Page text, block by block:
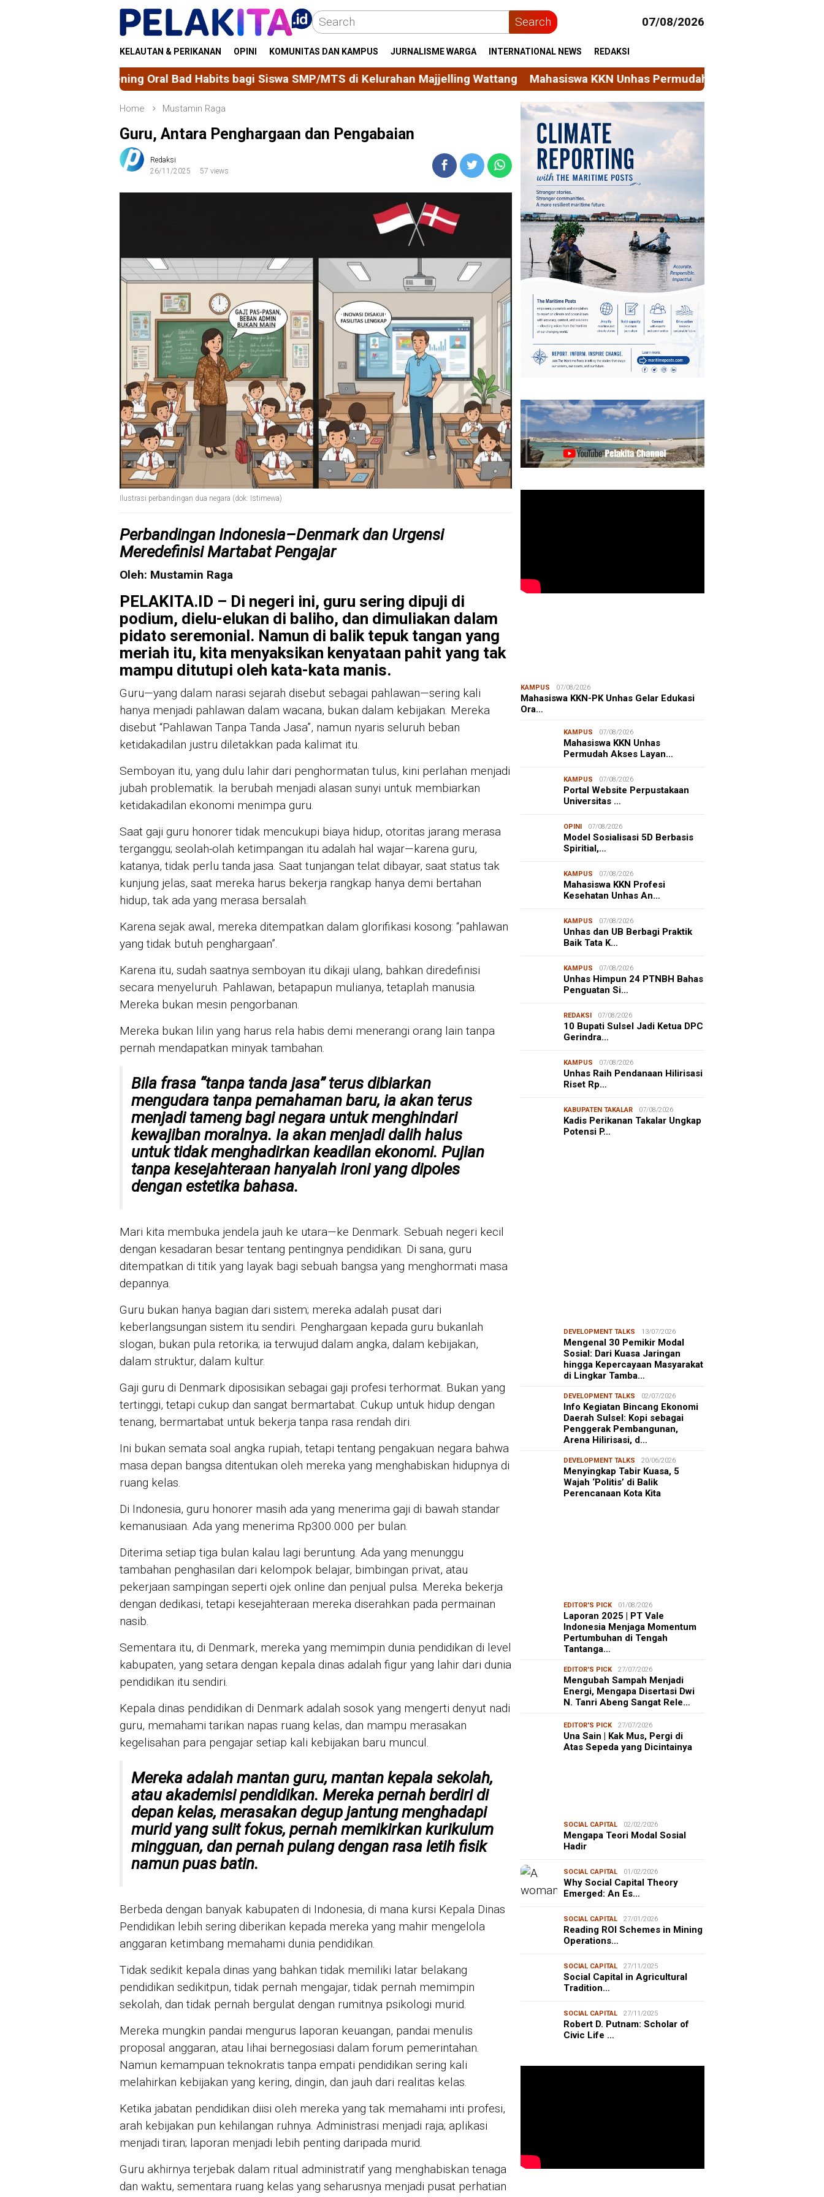
Skip
Search 07/08/2026
KELAUTAN & PERIKANAN OPINI KOMUNITAS DAN KAMPUS JURNALISME WARGA INTERNATIONAL NEWS REDAKSI
Oral Bad Habits bagi Siswa SMP/MTS di Kelurahan Majjelling Wattang Mahasiswa KKN Unhas Permudah Akses Layanan Sosial Masyarakat melalui
Home Mustamin Raga
Guru, Antara Penghargaan dan Pengabaian
Redaksi
26/11/2025
57 views
Ilustrasi perbandingan dua negara (dok: Istimewa)
Perbandingan Indonesia–Denmark dan Urgensi
Meredefinisi Martabat Pengajar
Oleh: Mustamin Raga
PELAKITA.ID – Di negeri ini, guru sering dipuji di
podium, dielu-elukan di baliho, dan dimuliakan dalam
pidato seremonial. Namun di balik tepuk tangan yang
meriah itu, kita menyaksikan kenyataan pahit yang tak
mampu ditutupi oleh kata-kata manis.
Guru—yang dalam narasi sejarah disebut sebagai pahlawan—sering kali
hanya menjadi pahlawan dalam wacana, bukan dalam kebijakan. Mereka
disebut “Pahlawan Tanpa Tanda Jasa”, namun nyaris seluruh beban
ketidakadilan justru diletakkan pada kalimat itu.
Semboyan itu, yang dulu lahir dari penghormatan tulus, kini perlahan menjadi
jubah problematik. Ia berubah menjadi alasan sunyi untuk membiarkan
ketidakadilan ekonomi menimpa guru.
Saat gaji guru honorer tidak mencukupi biaya hidup, otoritas jarang merasa
terganggu; seolah-olah ketimpangan itu adalah hal wajar—karena guru,
katanya, tidak perlu tanda jasa. Saat tunjangan telat dibayar, saat status tak
kunjung jelas, saat mereka harus bekerja rangkap hanya demi bertahan
hidup, tak ada yang merasa bersalah.
Karena sejak awal, mereka ditempatkan dalam glorifikasi kosong: “pahlawan
yang tidak butuh penghargaan”.
Karena itu, sudah saatnya semboyan itu dikaji ulang, bahkan diredefinisi
secara menyeluruh. Pahlawan, betapapun mulianya, tetaplah manusia.
Mereka bukan mesin pengorbanan.
Mereka bukan lilin yang harus rela habis demi menerangi orang lain tanpa
pernah mendapatkan minyak tambahan.
Bila frasa “tanpa tanda jasa” terus dibiarkan
mengudara tanpa pemahaman baru, ia akan terus
menjadi tameng bagi negara untuk menghindari
kewajiban moralnya. Ia akan menjadi dalih halus
untuk tidak menghadirkan keadilan ekonomi. Pujian
tanpa kesejahteraan hanyalah ironi yang dipoles
dengan estetika bahasa.
Mari kita membuka jendela jauh ke utara—ke Denmark. Sebuah negeri kecil
dengan kesadaran besar tentang pentingnya pendidikan. Di sana, guru
ditempatkan di titik yang layak bagi sebuah bangsa yang menghormati masa
depannya.
Guru bukan hanya bagian dari sistem; mereka adalah pusat dari
keberlangsungan sistem itu sendiri. Penghargaan kepada guru bukanlah
slogan, bukan pula retorika; ia terwujud dalam angka, dalam kebijakan,
dalam struktur, dalam kultur.
Gaji guru di Denmark diposisikan sebagai gaji profesi terhormat. Bukan yang
tertinggi, tetapi cukup dan sangat bermartabat. Cukup untuk hidup dengan
tenang, bermartabat untuk bekerja tanpa rasa rendah diri.
Ini bukan semata soal angka rupiah, tetapi tentang pengakuan negara bahwa
masa depan bangsa ditentukan oleh mereka yang menghabiskan hidupnya di
ruang kelas.
Di Indonesia, guru honorer masih ada yang menerima gaji di bawah standar
kemanusiaan. Ada yang menerima Rp300.000 per bulan.
Diterima setiap tiga bulan kalau lagi beruntung. Ada yang menunggu
tambahan penghasilan dari kelompok belajar, bimbingan privat, atau
pekerjaan sampingan seperti ojek online dan penjual pulsa. Mereka bekerja
dengan dedikasi, tetapi kesejahteraan mereka diserahkan pada permainan
nasib.
Sementara itu, di Denmark, mereka yang memimpin dunia pendidikan di level
kabupaten, yang setara dengan kepala dinas adalah figur yang lahir dari dunia
pendidikan itu sendiri.
Kepala dinas pendidikan di Denmark adalah sosok yang mengerti denyut nadi
guru, memahami tarikan napas ruang kelas, dan mampu merasakan
kegelisahan para pengajar setiap kali kebijakan baru muncul.
Mereka adalah mantan guru, mantan kepala sekolah,
atau akademisi pendidikan. Mereka pernah berdiri di
depan kelas, merasakan degup jantung menghadapi
murid yang sulit fokus, pernah memikirkan kurikulum
mingguan, dan pernah pulang dengan rasa letih fisik
namun puas batin.
Berbeda dengan banyak kabupaten di Indonesia, di mana kursi Kepala Dinas
Pendidikan lebih sering diberikan kepada mereka yang mahir mengelola
anggaran ketimbang memahami dunia pendidikan.
Tidak sedikit kepala dinas yang bahkan tidak memiliki latar belakang
pendidikan sedikitpun, tidak pernah mengajar, tidak pernah memimpin
sekolah, dan tidak pernah bergulat dengan rumitnya psikologi murid.
Mereka mungkin pandai mengurus laporan keuangan, pandai menulis
proposal anggaran, atau lihai bernegosiasi dalam forum pemerintahan.
Namun kemampuan teknokratis tanpa empati pendidikan sering kali
melahirkan kebijakan yang kering, dingin, dan jauh dari realitas kelas.
Ketika jabatan pendidikan diisi oleh mereka yang tak memahami inti profesi,
arah kebijakan pun kehilangan ruhnya. Administrasi menjadi raja; aplikasi
menjadi tiran; laporan menjadi lebih penting daripada murid.
Guru akhirnya terjebak dalam ritual administratif yang menghabiskan tenaga
dan waktu, sementara ruang kelas yang seharusnya menjadi pusat perhatian
KAMPUS 07/08/2026
Mahasiswa KKN-PK Unhas Gelar Edukasi
Ora…
KAMPUS 07/08/2026
Mahasiswa KKN Unhas
Permudah Akses Layan…
KAMPUS 07/08/2026
Portal Website Perpustakaan
Universitas …
OPINI 07/08/2026
Model Sosialisasi 5D Berbasis
Spiritial,…
KAMPUS 07/08/2026
Mahasiswa KKN Profesi
Kesehatan Unhas An…
KAMPUS 07/08/2026
Unhas dan UB Berbagi Praktik
Baik Tata K…
KAMPUS 07/08/2026
Unhas Himpun 24 PTNBH Bahas
Penguatan Si…
REDAKSI 07/08/2026
10 Bupati Sulsel Jadi Ketua DPC
Gerindra…
KAMPUS 07/08/2026
Unhas Raih Pendanaan Hilirisasi
Riset Rp…
KABUPATEN TAKALAR 07/08/2026
Kadis Perikanan Takalar Ungkap
Potensi P…
Mahasiswa KKN-T Unhas Edukasi
Warga Desa Buae Kenali
Mikroorganisme Baik dan Jahat
DEVELOPMENT TALKS 13/07/2026
Mengenal 30 Pemikir Modal
Sosial: Dari Kuasa Jaringan
hingga Kepercayaan Masyarakat
di Lingkar Tamba…
DEVELOPMENT TALKS 02/07/2026
Info Kegiatan Bincang Ekonomi
Daerah Sulsel: Kopi sebagai
Penggerak Pembangunan,
Arena Hilirisasi, d…
DEVELOPMENT TALKS 20/06/2026
Menyingkap Tabir Kuasa, 5
Wajah ‘Politis’ di Balik
Perencanaan Kota Kita
EDITOR'S PICK 01/08/2026
Laporan 2025 | PT Vale
Indonesia Menjaga Momentum
Pertumbuhan di Tengah
Tantanga…
EDITOR'S PICK 27/07/2026
Mengubah Sampah Menjadi
Energi, Mengapa Disertasi Dwi
N. Tanri Abeng Sangat Rele…
EDITOR'S PICK 27/07/2026
Una Sain | Kak Mus, Pergi di
Atas Sepeda yang Dicintainya
SOCIAL CAPITAL 02/02/2026
Mengapa Teori Modal Sosial
Hadir
SOCIAL CAPITAL 01/02/2026
Why Social Capital Theory
Emerged: An Es…
SOCIAL CAPITAL 27/01/2026
Reading ROI Schemes in Mining
Operations…
SOCIAL CAPITAL 27/11/2025
Social Capital in Agricultural
Tradition…
SOCIAL CAPITAL 27/11/2025
Robert D. Putnam: Scholar of
Civic Life …